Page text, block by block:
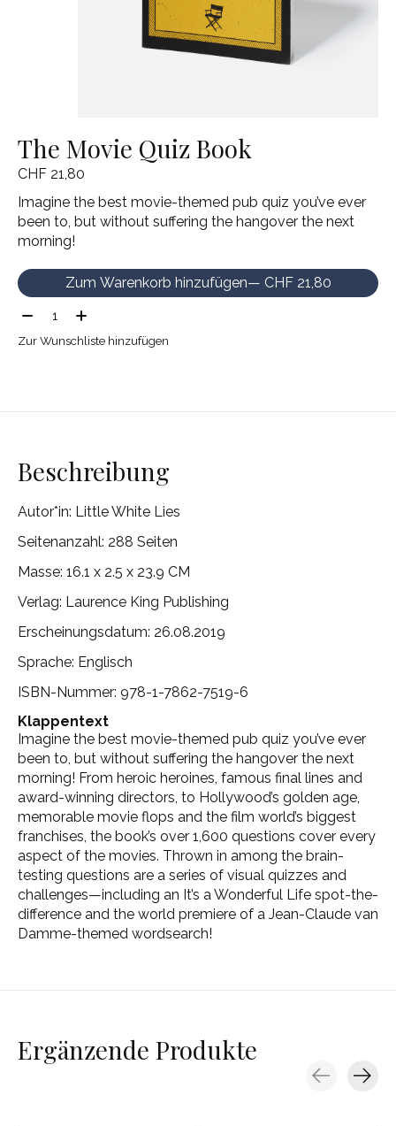
The Movie Quiz Book
CHF 21,80
Imagine the best movie-themed pub quiz you’ve ever
been to, but without suffering the hangover the next
morning!
Zum Warenkorb hinzufügen
— CHF 21,80
Menge:
Zur Wunschliste hinzufügen
Beschreibung
Autor*in: Little White Lies
Seitenanzahl: 288 Seiten
Masse: 16.1 x 2.5 x 23.9 CM
Verlag: Laurence King Publishing
Erscheinungsdatum: 26.08.2019
Sprache: Englisch
ISBN-Nummer: 978-1-7862-7519-6
Klappentext
Imagine the best movie-themed pub quiz you’ve ever
been to, but without suffering the hangover the next
morning! From heroic heroines, famous final lines and
award-winning directors, to Hollywood’s golden age,
memorable movie flops and the film world’s biggest
franchises, the book’s over 1,600 questions cover every
aspect of the movies. Thrown in among the brain-
testing questions are a series of visual quizzes and
challenges—including an It’s a Wonderful Life spot-the-
difference and the world premiere of a Jean-Claude van
Damme-themed wordsearch!
Ergänzende Produkte